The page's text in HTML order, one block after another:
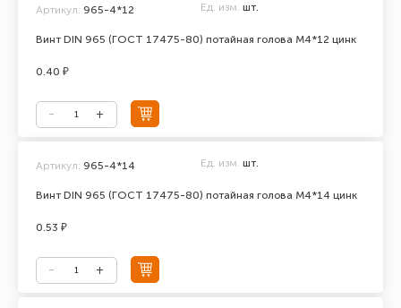
Винт DIN 965 (ГОСТ 17475-80) потайная голова М4*12 цинк
Артикул: 965-4*12 Ед. изм. шт.
0.40 ₽
Винт DIN 965 (ГОСТ 17475-80) потайная голова М4*14 цинк
Артикул: 965-4*14 Ед. изм. шт.
0.53 ₽